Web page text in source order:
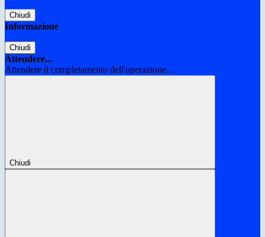
Chiudi
Informazione
Chiudi
Attendere...
Attendere il completamento dell'operazione...
Chiudi